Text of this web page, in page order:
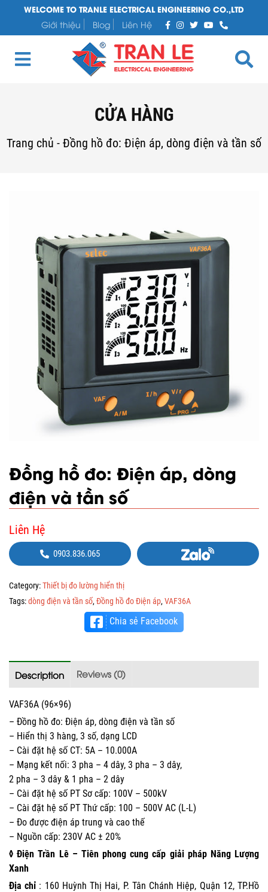
WELCOME TO TRANLE ELECTRICAL ENGINEERING CO.,LTD
Giới thiệu
Blog Liên Hệ
CỬA HÀNG
Trang chủ - Đồng hồ đo: Điện áp, dòng điện và tần số
Đồng hồ đo: Điện áp, dòng
điện và tần số
Liên Hệ
0903.836.065
Category:Thiết bị đo lường hiển thị
Tags:dòng điện và tần số, Đồng hồ đo Điện áp, VAF36A
Chia sẻ Facebook
Description Reviews (0)
VAF36A (96×96)
– Đồng hồ đo: Điện áp, dòng điện và tần số
– Hiển thị 3 hàng, 3 số, dạng LCD
– Cài đặt hệ số CT: 5A – 10.000A
– Mạng kết nối: 3 pha – 4 dây, 3 pha – 3 dây,
2 pha – 3 dây & 1 pha – 2 dây
– Cài đặt hệ số PT Sơ cấp: 100V – 500kV
– Cài đặt hệ số PT Thứ cấp: 100 – 500V AC (L-L)
– Đo được điện áp trung và cao thế
– Nguồn cấp: 230V AC ± 20%
◊ Điện Trần Lê – Tiên phong cung cấp giải pháp Năng Lượng
Xanh
Địa chỉ : 160 Huỳnh Thị Hai, P. Tân Chánh Hiệp, Quận 12, TP.Hồ